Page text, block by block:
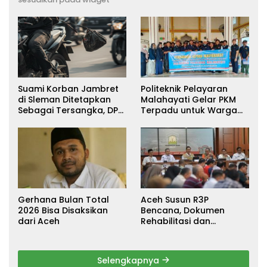
Suami Korban Jambret
di Sleman Ditetapkan
Sebagai Tersangka, DPR
Keadilan
Politeknik Pelayaran
Malahayati Gelar PKM
Terpadu untuk Warga
Pidie Jaya
Gerhana Bulan Total
2026 Bisa Disaksikan
dari Aceh
Aceh Susun R3P
Bencana, Dokumen
Rehabilitasi dan
Selengkapnya